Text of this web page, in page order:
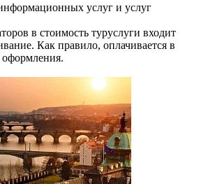
услуг и услуг
в стоимость туруслуги входит
Как правило, оплачивается в
оформления.